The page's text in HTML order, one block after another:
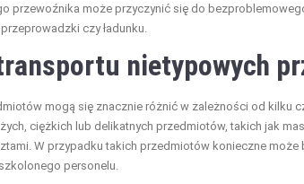
przewoźnika może przyczynić się do
czy ładunku.
nietypowych
mogą się znacznie różnić w zależności od kilku
ciężkich lub delikatnych przedmiotów, takich jak
W przypadku takich przedmiotów konieczne
personelu.